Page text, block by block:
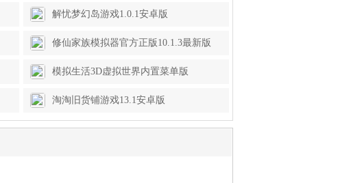
解忧梦幻岛游戏1.0.1安卓版
修仙家族模拟器官方正版10.1.3最新版
模拟生活3D虚拟世界内置菜单版
(Avakin Life)2.021.04安卓版
淘淘旧货铺游戏13.1安卓版